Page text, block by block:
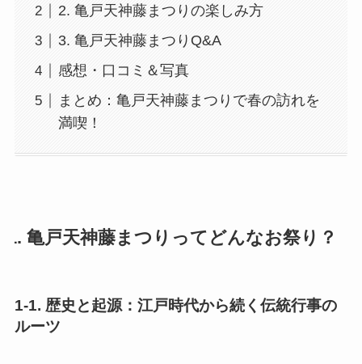
2. 亀戸天神藤まつりの楽しみ方
3. 亀戸天神藤まつりQ&A
感想・口コミ＆写真
まとめ：亀戸天神藤まつりで春の訪れを
満喫！
1. 亀戸天神藤まつりってどんなお祭り？
1-1. 歴史と起源：江戸時代から続く伝統行事の
ルーツ